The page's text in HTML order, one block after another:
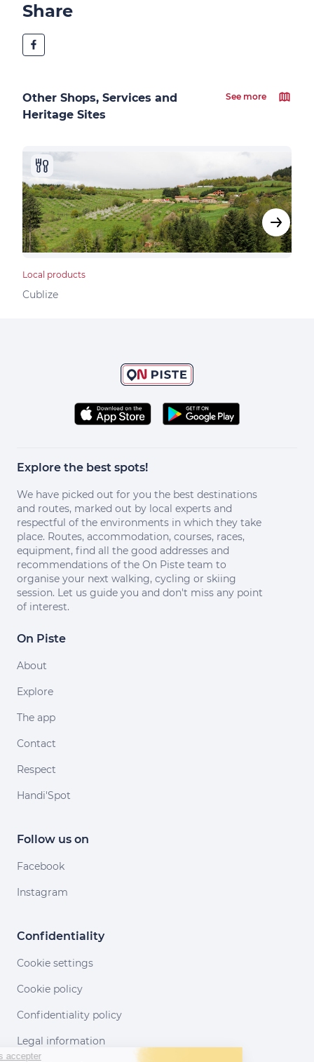
Share
Other Shops, Services and
Heritage Sites
See more
Local products
Cublize
Explore the best spots!
We have picked out for you the best destinations
and routes, marked out by local experts and
respectful of the environments in which they take
place. Routes, accommodation, courses, races,
equipment, find all the good addresses and
recommendations of the On Piste team to
organise your next walking, cycling or skiing
session. Let us guide you and don't miss any point
of interest.
On Piste
About
Explore
The app
Contact
Respect
Handi'Spot
Follow us on
Facebook
Instagram
Confidentiality
Cookie settings
Cookie policy
Confidentiality policy
Legal information
Continuer sans accepter